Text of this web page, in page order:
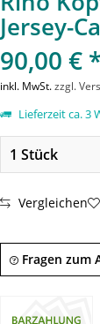
Jersey-
90,00 €
inkl. MwSt.zzgl.
Lieferzeit ca. 3
Vergleichen
Fragen zum